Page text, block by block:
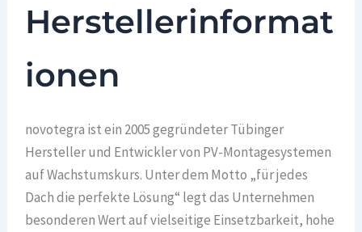
Herstellerinformat
ionen
novotegra ist ein 2005 gegründeter Tübinger
Hersteller und Entwickler von PV-Montagesystemen
auf Wachstumskurs. Unter dem Motto „für jedes
Dach die perfekte Lösung“ legt das Unternehmen
besonderen Wert auf vielseitige Einsetzbarkeit, hohe